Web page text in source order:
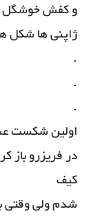
و کفش خوشگل
ژاپنی ها
.
.
.
اولین شکست
در فریزرو باز
کیف
شدم ولی وقتی